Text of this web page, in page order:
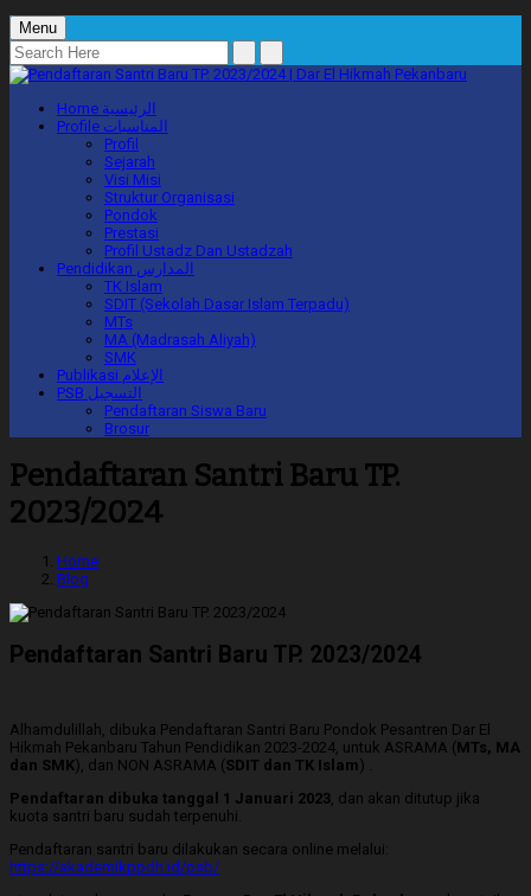
Menu
Home الرئيسية
Profile المناسبات
Profil
Sejarah
Visi Misi
Struktur Organisasi
Pondok
Prestasi
Profil Ustadz Dan Ustadzah
Pendidikan المدارس
TK Islam
SDIT (Sekolah Dasar Islam Terpadu)
MTs
MA (Madrasah Aliyah)
SMK
Publikasi الإعلام
PSB التسجيل
Pendaftaran Siswa Baru
Brosur
Pendaftaran Santri Baru TP.
2023/2024
Home
Blog
Pendaftaran Santri Baru TP. 2023/2024
Alhamdulillah, dibuka Pendaftaran Santri Baru Pondok Pesantren Dar El
Hikmah Pekanbaru Tahun Pendidikan 2023-2024, untuk ASRAMA (MTs, MA
dan SMK), dan NON ASRAMA (SDIT dan TK Islam) .
Pendaftaran dibuka tanggal 1 Januari 2023, dan akan ditutup jika
kuota santri baru sudah terpenuhi.
Pendaftaran santri baru dilakukan secara online melalui:
https://akademikppdh.id/psb/